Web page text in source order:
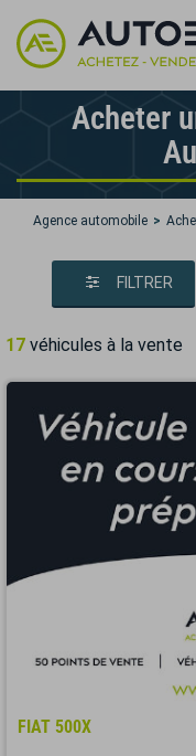
Acheter
Agence automobile
FILTRER
17 véhicules à la vente
FIAT 500X